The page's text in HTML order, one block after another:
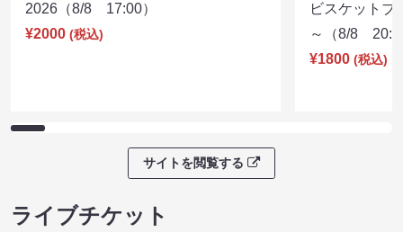
2026（8/8 17:00）
¥2000 (税込)
ビスケットブ
～（8/8
¥1800 (税込)
サイトを閲覧する
ライブチケット